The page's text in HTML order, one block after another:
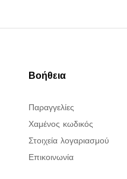
Βοήθεια
Παραγγελίες
Χαμένος κωδικός
Στοιχεία λογαριασμού
Επικοινωνία